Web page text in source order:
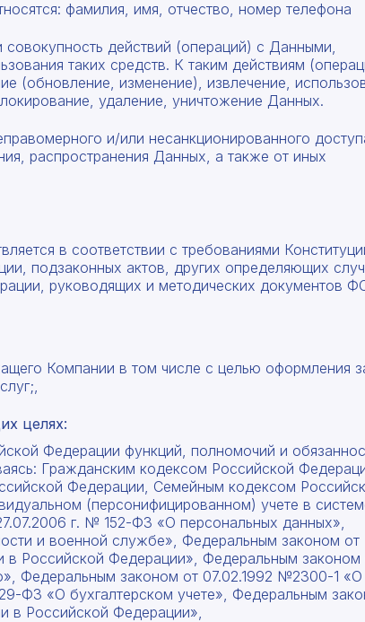
фамилия, имя, отчество, номер телефона
действий (операций) с Данными,
таких средств. К таким действиям
(обновление, изменение), извлечение,
удаление, уничтожение Данных.
и/или несанкционированного
распространения Данных, а также от иных
в соответствии с требованиями
подзаконных актов, других определяющих
руководящих и методических документов
Компании в том числе с целью оформления
целях:
Федерации функций, полномочий и
Гражданским кодексом Российской
Федерации, Семейным кодексом
(персонифицированном) учете в
г. № 152-ФЗ «О персональных данных»,
и военной службе», Федеральным законом от
Российской Федерации», Федеральным законом
Федеральным законом от 07.02.1992 №2300-1 «О
ФЗ «О бухгалтерском учете», Федеральным
в Российской Федерации»,